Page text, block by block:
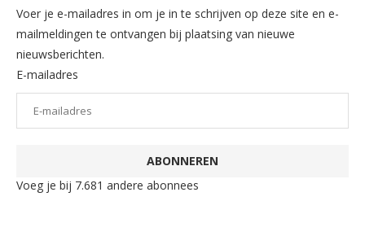
Voer je e-mailadres in om je in te schrijven op deze site en e-
mailmeldingen te ontvangen bij plaatsing van nieuwe
nieuwsberichten.
E-mailadres
ABONNEREN
Voeg je bij 7.681 andere abonnees